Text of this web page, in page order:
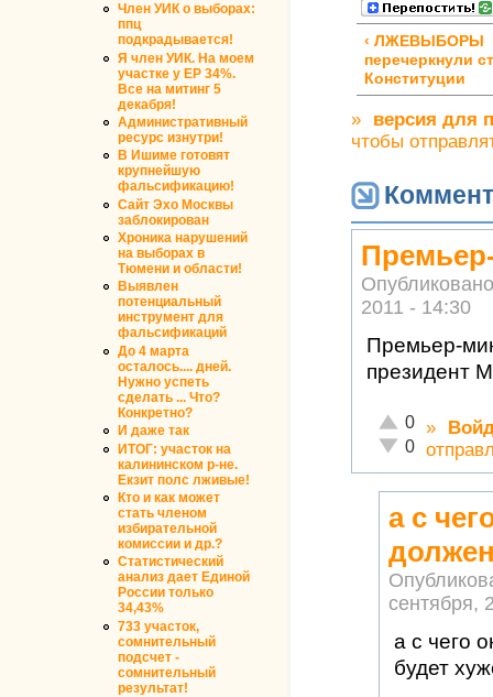
Член УИК о выборах:
ппц
подкрадывается!
Я член УИК. На моем
участке у ЕР 34%.
Все на митинг 5
декабря!
Административный
ресурс изнутри!
В Ишиме готовят
крупнейшую
фальсификацию!
Сайт Эхо Москвы
заблокирован
Хроника нарушений
на выборах в
Тюмени и области!
Выявлен
потенциальный
инструмент для
фальсификаций
До 4 марта
осталось.... дней.
Нужно успеть
сделать ... Что?
Конкретно?
И даже так
ИТОГ: участок на
калининском р-не.
Екзит полс лживые!
Кто и как может
стать членом
избирательной
комиссии и др.?
Статистический
анализ дает Единой
России только
34,43%
733 участок,
сомнительный
подсчет -
сомнительный
результат!
‹ ЛЖЕВЫБОРЫ
перечеркнули
Конституции
»
версия для
чтобы
2011 - 14:30
Премьер-
президент
Отлично!
0
Неадекватно!
0
»
а с
сентября,
а с чего
будет